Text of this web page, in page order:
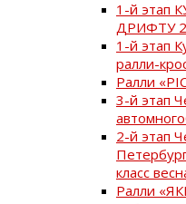
1-й этап
ДРИФТУ
1-й этап
ралли-
Ралли
3-й этап
2-й этап
класс
Ралли